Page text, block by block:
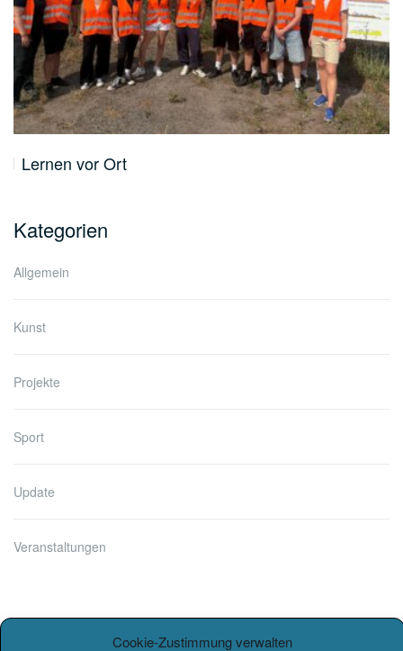
Cookie-Zustimmung verwalten
Lernen vor Ort
Kategorien
Allgemein
Kunst
Projekte
Sport
Update
Veranstaltungen